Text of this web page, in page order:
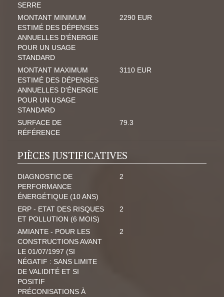
SERRE
MONTANT MINIMUM
ESTIMÉ DES DÉPENSES
ANNUELLES D'ÉNERGIE
POUR UN USAGE
STANDARD
2290 EUR
MONTANT MAXIMUM
ESTIMÉ DES DÉPENSES
ANNUELLES D'ÉNERGIE
POUR UN USAGE
STANDARD
3110 EUR
SURFACE DE
RÉFÉRENCE
79.3
PIÈCES JUSTIFICATIVES
DIAGNOSTIC DE
PERFORMANCE
ÉNERGÉTIQUE (10 ANS)
2
ERP - ETAT DES RISQUES
ET POLLUTION (6 MOIS)
2
AMIANTE - POUR LES
CONSTRUCTIONS AVANT
LE 01/07/1997 (SI
NÉGATIF : SANS LIMITE
DE VALIDITÉ ET SI
POSITIF
PRÉCONISATIONS À
2